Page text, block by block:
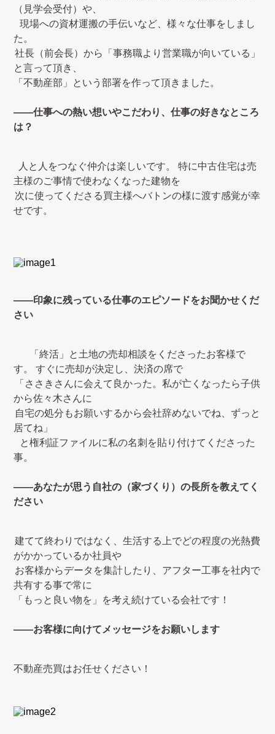
（見学会受付）や、
現場への資材運搬の手伝いなど、様々な仕事をしまし
た。
社長（前会長）から「事務職より営業職が向いている」
と言って頂き、
「不動産部」という部署を作って頂きました。
――仕事への熱い想いやこだわり、仕事の好きなところ
は？
人と人をつなぐ仲介は楽しいです。
特に中古住宅は売
主様のご事情で使わなくなった建物を
次に使ってくださる買主様へバトンの様に渡す感覚が幸
せです。
――印象に残っている仕事のエピソードをお聞かせくだ
さい
「終活」と土地の売却相談をくださったお客様で
す。
すぐに売却が決定し、決済の席で
「ささきさんに会えて良かった。私が亡くなったら子供
から佐々木さんに
自宅の処分もお願いするから会社辞めないでね、ずっと
居てね」
と権利証ファイルに私の名刺を貼り付けてくださった
事。
――あなたが思う自社の（家づくり）の長所を教えてく
ださい
建てて終わりではなく、生活する上でどの程度の光熱費
がかかっているか社員や
お客様からデータを集計したり、アフター工事を社内で
共有する事で常に
「もっと良い物を」を考え続けている会社です！
――お客様に向けてメッセージをお願いします
不動産売買はお任せください！